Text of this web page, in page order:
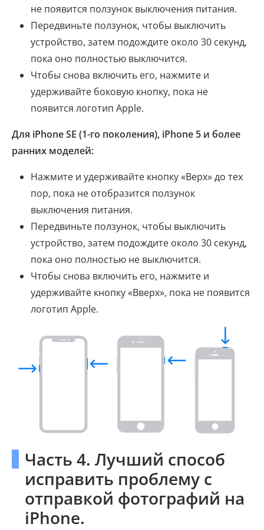
не появится ползунок выключения питания.
Передвиньте ползунок, чтобы выключить
устройство, затем подождите около 30 секунд,
пока оно полностью выключится.
Чтобы снова включить его, нажмите и
удерживайте боковую кнопку, пока не
появится логотип Apple.
Для iPhone SE (1-го поколения), iPhone 5 и более
ранних моделей:
Нажмите и удерживайте кнопку «Верх» до тех
пор, пока не отобразится ползунок
выключения питания.
Передвиньте ползунок, чтобы выключить
устройство, затем подождите около 30 секунд,
пока оно полностью не выключится.
Чтобы снова включить его, нажмите и
удерживайте кнопку «Вверх», пока не появится
логотип Apple.
Часть 4. Лучший способ
исправить проблему с
отправкой фотографий на
iPhone.